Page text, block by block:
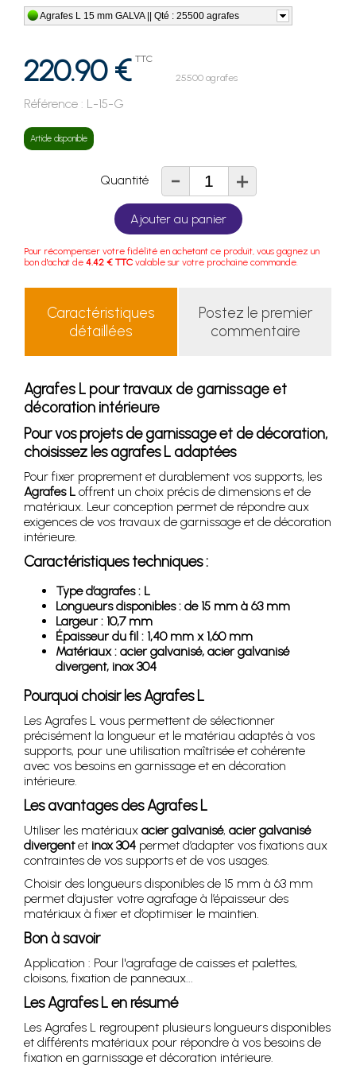
Agrafes L 15 mm GALVA || Qté : 25500 agrafes
220.90 € TTC
25500 agrafes
Référence : L-15-G
Article disponible
Quantité - +
Ajouter au panier
Pour récompenser votre fidélité en achetant ce produit, vous gagnez un
bon d'achat de 4.42 € TTC valable sur votre prochaine commande.
Caractéristiques
détaillées
Postez le premier
commentaire
Agrafes L pour travaux de garnissage et
décoration intérieure
Pour vos projets de garnissage et de décoration,
choisissez les agrafes L adaptées
Pour fixer proprement et durablement vos supports, les
Agrafes L offrent un choix précis de dimensions et de
matériaux. Leur conception permet de répondre aux
exigences de vos travaux de garnissage et de décoration
intérieure.
Caractéristiques techniques :
Type d’agrafes : L
Longueurs disponibles : de 15 mm à 63 mm
Largeur : 10,7 mm
Épaisseur du fil : 1,40 mm x 1,60 mm
Matériaux : acier galvanisé, acier galvanisé
divergent, inox 304
Pourquoi choisir les Agrafes L
Les Agrafes L vous permettent de sélectionner
précisément la longueur et le matériau adaptés à vos
supports, pour une utilisation maîtrisée et cohérente
avec vos besoins en garnissage et en décoration
intérieure.
Les avantages des Agrafes L
Utiliser les matériaux acier galvanisé, acier galvanisé
divergentet inox 304 permet d’adapter vos fixations aux
contraintes de vos supports et de vos usages.
Choisir des longueurs disponibles de 15 mm à 63 mm
permet d’ajuster votre agrafage à l’épaisseur des
matériaux à fixer et d’optimiser le maintien.
Bon à savoir
Application : Pour l'agrafage de caisses et palettes,
cloisons, fixation de panneaux...
Les Agrafes L en résumé
Les Agrafes L regroupent plusieurs longueurs disponibles
et différents matériaux pour répondre à vos besoins de
fixation en garnissage et décoration intérieure.